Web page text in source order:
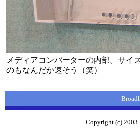
メディアコンバーターの内部。サイ
のもなんだか速そう（笑）
Copyright (c) 2003